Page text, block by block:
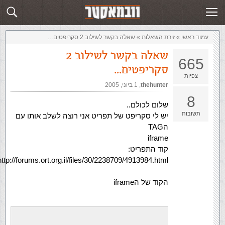
שלח תשובה זירת השאלות
עמוד ראשי » ‏זירת השאלות‏ » שאלה בקשר לשילוב 2 סקריפטים…
665
צפיות
8
תשובות
שאלה בקשר לשילוב 2
סקריפטים…
thehunter
,‏ 1 ביוני, 2005
שלום לכולם..
יש לי סקריפט של תפריט אני רוצה לשלב אותו עם
הTAG
iframe
קוד התפריט:
forums.ort.org.il/files/30/2238709/4913984.html
הקוד של הiframe